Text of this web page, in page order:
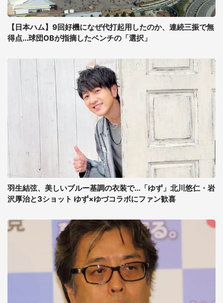
【日本ハム】9回好機になぜ代打起用したのか、連続三振で無
得点...球団OBが指摘したベンチの「選択」
羽生結弦、美しいブルー基調の衣装で...「ゆず」北川悠仁・岩
沢厚治と3ショット ゆず×ゆづコラボにファン歓喜